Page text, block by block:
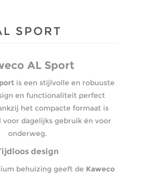
SPORT
AL Sport
is een stijlvolle en robuuste
en functionaliteit perfect
het compacte formaat is
voor dagelijks gebruik én voor
onderweg.
design
behuizing geeft de Kaweco